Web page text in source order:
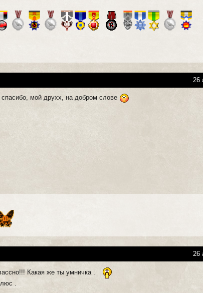
26
спасибо, мой друхх, на добром слове
26
Какая же ты умничка .
.